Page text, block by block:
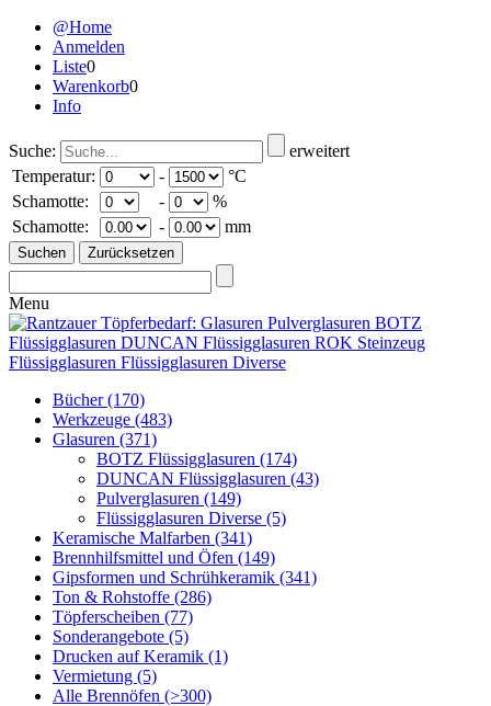
@Home
Anmelden
Liste0
Warenkorb0
Info
Suche:
erweitert
Temperatur:
-
°C
Schamotte:
-
%
Schamotte:
- mm
Menu
Bücher(170)
Werkzeuge (483)
Glasuren (371)
BOTZ Flüssigglasuren (174)
DUNCAN Flüssigglasuren (43)
Pulverglasuren (149)
Flüssigglasuren Diverse (5)
Keramische Malfarben (341)
Brennhilfsmittel und Öfen (149)
Gipsformen und Schrühkeramik (341)
Ton & Rohstoffe (286)
Töpferscheiben (77)
Sonderangebote (5)
Drucken auf Keramik (1)
Vermietung (5)
Alle Brennöfen (>300)